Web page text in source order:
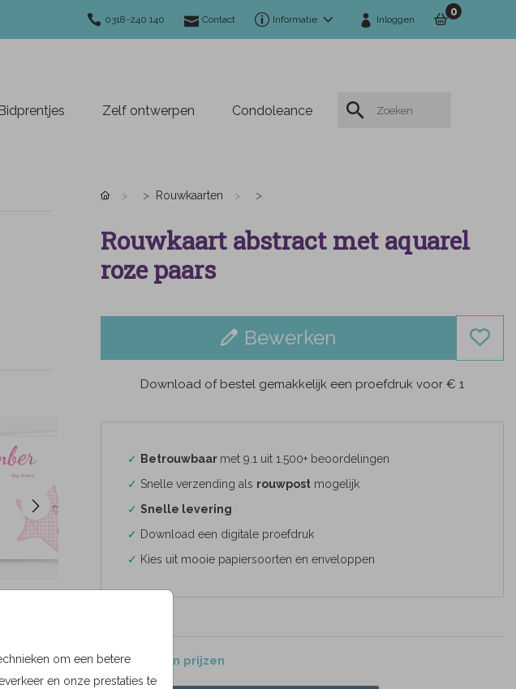
0318-240 140 Contact Informatie Inloggen
0
Bidprentjes Zelf ontwerpen Condoleance
om een betere
en onze prestaties te
Rouwkaarten
Rouwkaart abstract met aquarel
roze paars
Bewerken
Download of bestel gemakkelijk een proefdruk voor € 1
✓ Betrouwbaar met 9.1 uit 1.500+ beoordelingen
✓ Snelle verzending als rouwpostmogelijk
✓ Snelle levering
✓ Download een digitale proefdruk
✓ Kies uit mooie papiersoorten en enveloppen
Formaten en prijzen